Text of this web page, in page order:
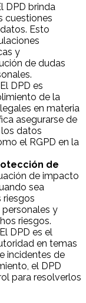
DPD brinda
cuestiones
Esto
y
de dudas
El DPD es
de la
en materia
asegurarse de
datos
el RGPD en la
de
de impacto
sea
riesgos
y
riesgos.
DPD es el
en temas
incidentes de
el DPD
para resolverlos